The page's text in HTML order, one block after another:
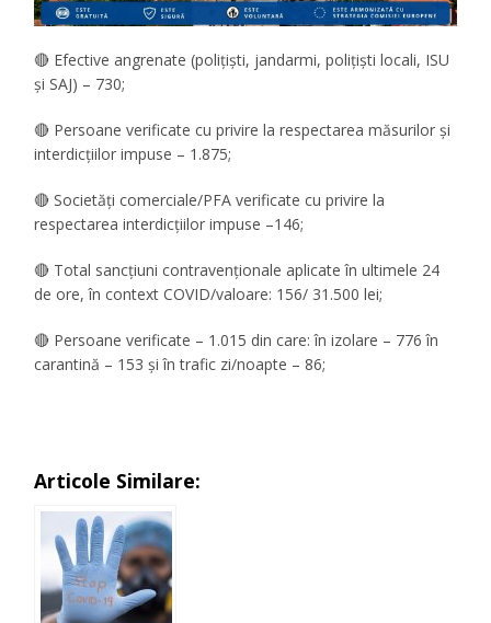
🔴 Efective angrenate (polițiști, jandarmi, polițiști locali, ISU
și SAJ) – 730;
🔴 Persoane verificate cu privire la respectarea măsurilor și
interdicțiilor impuse – 1.875;
🔴 Societăți comerciale/PFA verificate cu privire la
respectarea interdicțiilor impuse –146;
🔴 Total sancțiuni contravenționale aplicate în ultimele 24
de ore, în context COVID/valoare: 156/ 31.500 lei;
🔴 Persoane verificate – 1.015 din care: în izolare – 776 în
carantină – 153 și în trafic zi/noapte – 86;
Articole Similare: